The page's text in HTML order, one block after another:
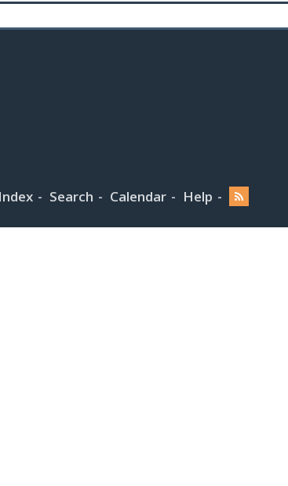
Index Search Calendar Help